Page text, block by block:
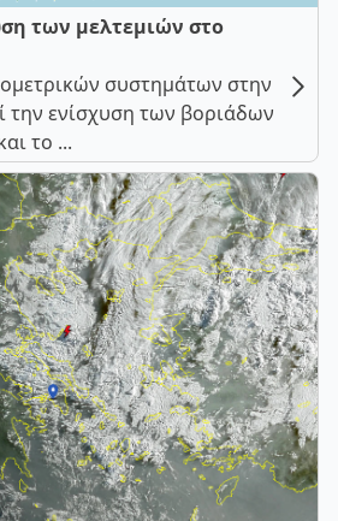
των μελτεμιών στο
συστημάτων στην
την ενίσχυση των βοριάδων
το ...